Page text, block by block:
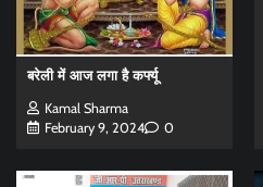
बरेली में आज लगा है कर्फ्यू
Kamal Sharma
February 9, 2024
0